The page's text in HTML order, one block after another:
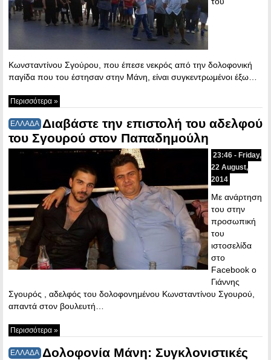
Κωνσταντίνου Σγούρου, που έπεσε νεκρός από την δολοφονική
παγίδα που του έστησαν στην Μάνη, είναι συγκεντρωμένοι έξω…
Περισσότερα »
ΕΛΛΑΔΑ Διαβάστε την επιστολή του αδελφού
του Σγουρού στον Παπαδημούλη
23:46 - Friday,
22 August,
2014
Με ανάρτηση
του στην
προσωπική
του
ιστοσελίδα
στο
Facebook ο
Γιάννης
Σγουρός , αδελφός του δολοφονημένου Κωνσταντίνου Σγουρού,
απαντά στον βουλευτή…
Περισσότερα »
ΕΛΛΑΔΑ Δολοφονία Μάνη: Συγκλονιστικές